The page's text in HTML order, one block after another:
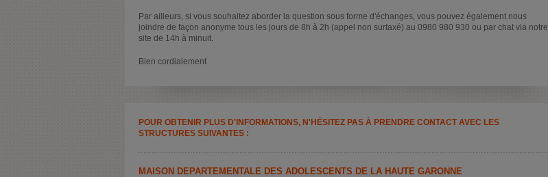
Par ailleurs, si vous souhaitez aborder la question sous forme d'échanges, vous pouvez également nous
joindre de façon anonyme tous les jours de 8h à 2h (appel non surtaxé) au 0980 980 930 ou par chat via notre
site de 14h à minuit.
Bien cordialement
POUR OBTENIR PLUS D'INFORMATIONS, N'HÉSITEZ PAS À PRENDRE CONTACT AVEC LES
STRUCTURES SUIVANTES :
MAISON DÉPARTEMENTALE DES ADOLESCENTS DE LA HAUTE GARONNE